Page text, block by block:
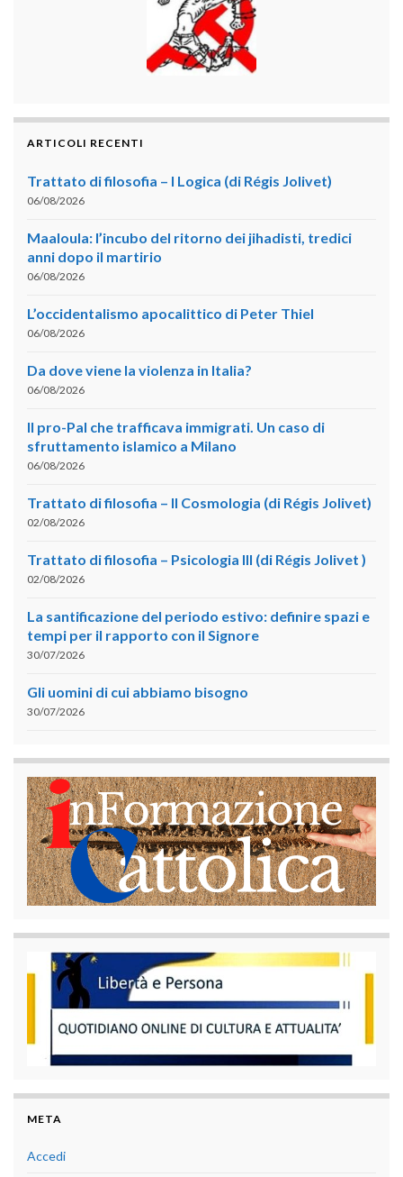
ARTICOLI RECENTI
Trattato di filosofia – I Logica (di Régis Jolivet)
06/08/2026
Maaloula: l’incubo del ritorno dei jihadisti, tredici
anni dopo il martirio
06/08/2026
L’occidentalismo apocalittico di Peter Thiel
06/08/2026
Da dove viene la violenza in Italia?
06/08/2026
Il pro-Pal che trafficava immigrati. Un caso di
sfruttamento islamico a Milano
06/08/2026
Trattato di filosofia – II Cosmologia (di Régis Jolivet)
02/08/2026
Trattato di filosofia – Psicologia III (di Régis Jolivet )
02/08/2026
La santificazione del periodo estivo: definire spazi e
tempi per il rapporto con il Signore
30/07/2026
Gli uomini di cui abbiamo bisogno
30/07/2026
META
Accedi